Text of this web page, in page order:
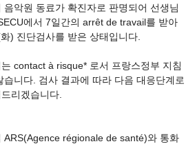
악원 동료가 확진자로 판명되어 선생님
에서 7일간의 arrêt de travail를 받아
) 진단검사를 받은 상태입니다.
contact à risque* 로서 프랑스정부 지침
니다. 검사 결과에 따라 다음 대응단계로
리겠습니다.
ARS(Agence régionale de santé)와 통화